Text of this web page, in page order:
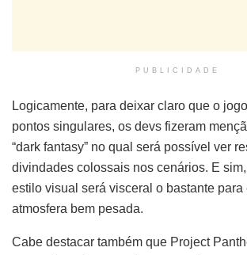
PUBLICIDADE
Logicamente, para deixar claro que o
pontos singulares, os devs fizeram
“dark fantasy” no qual será possível ver
divindades colossais nos cenários. E
estilo visual será visceral o bastante para
atmosfera bem pesada.
Cabe destacar também que Project